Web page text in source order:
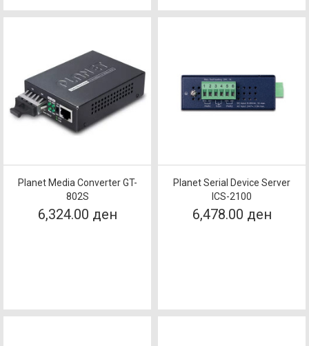
Planet Media Converter GT-
802S
6,324.00 ден
Planet Serial Device Server
ICS-2100
6,478.00 ден